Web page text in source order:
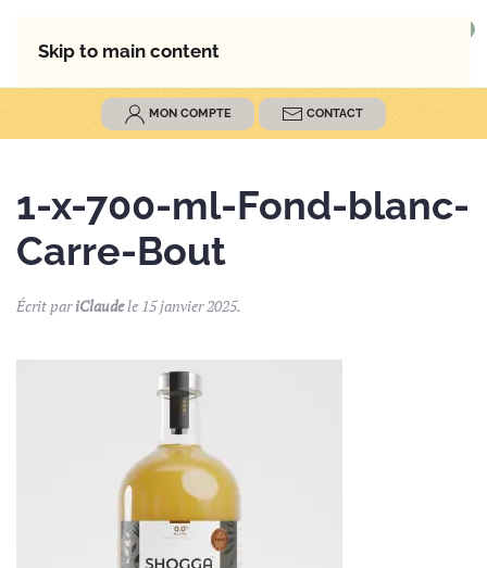
Skip to main content
MENU
MON COMPTE CONTACT
1-x-700-ml-Fond-blanc-
Carre-Bout
Écrit pariClaudele 15 janvier 2025.